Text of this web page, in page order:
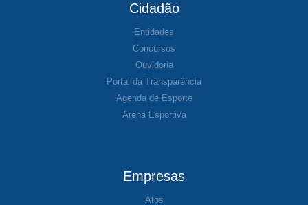
Cidadão
Entidades
Concursos
Ouvidoria
Portal da Transparência
Agenda de Esporte
Arena Esportiva
Empresas
Atos